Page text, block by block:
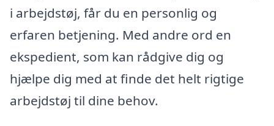
i arbejdstøj, får du en personlig og
erfaren betjening. Med andre ord en
ekspedient, som kan rådgive dig og
hjælpe dig med at finde det helt rigtige
arbejdstøj til dine behov.